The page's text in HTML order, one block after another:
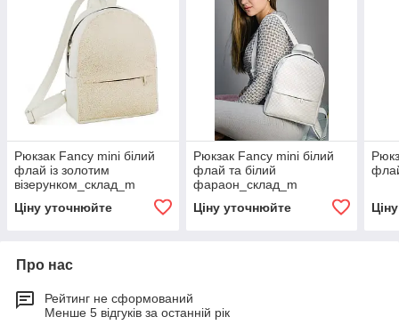
Рюкзак Fancy mini білий
флай із золотим
візерунком_склад_m
Ціну уточнюйте
Рюкзак Fancy mini білий
флай та білий
фараон_склад_m
Ціну уточнюйте
Про нас
Рейтинг не сформований
Менше 5 відгуків за останній рік